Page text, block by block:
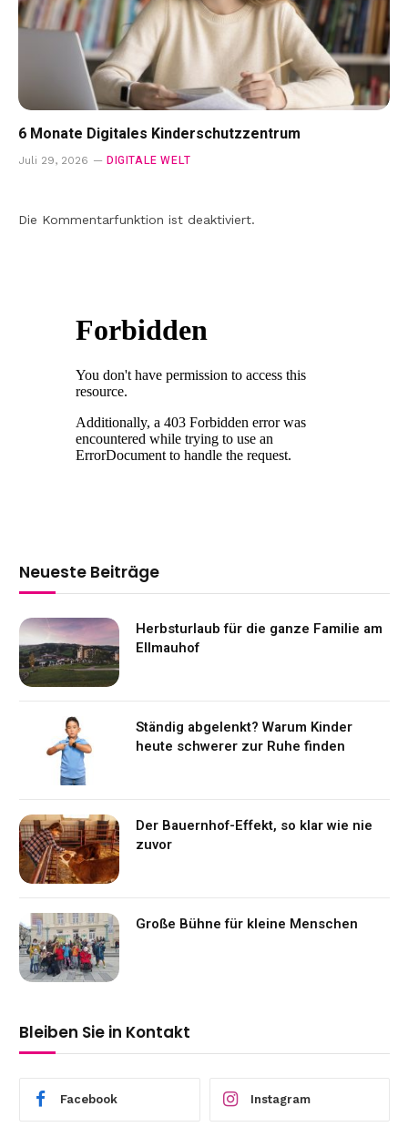
6 Monate Digitales Kinderschutzzentrum
Juli 29, 2026 DIGITALE WELT
Die Kommentarfunktion ist deaktiviert.
Neueste Beiträge
Herbsturlaub für die ganze Familie am
Ellmauhof
Ständig abgelenkt? Warum Kinder
heute schwerer zur Ruhe finden
Der Bauernhof-Effekt, so klar wie nie
zuvor
Große Bühne für kleine Menschen
Bleiben Sie in Kontakt
Facebook Instagram